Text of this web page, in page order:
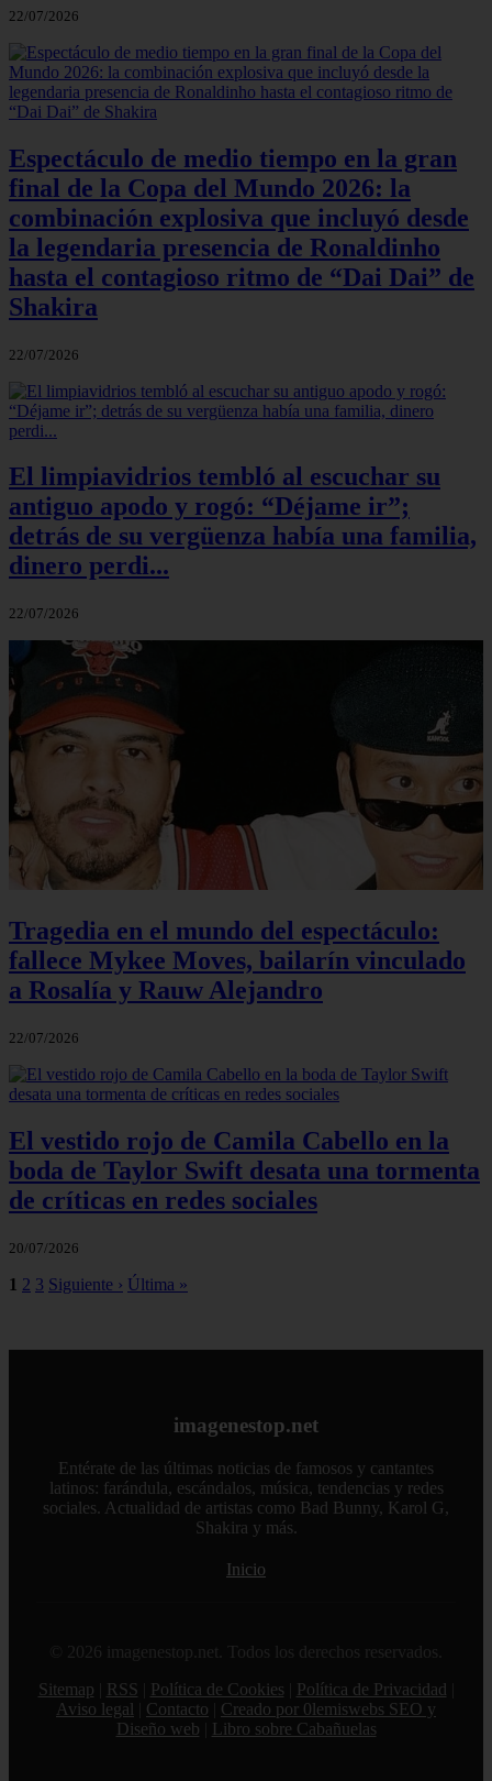
22/07/2026
Espectáculo de medio tiempo en la gran
final de la Copa del Mundo 2026: la
combinación explosiva que incluyó desde
la legendaria presencia de Ronaldinho
hasta el contagioso ritmo de “Dai Dai” de
Shakira
22/07/2026
El limpiavidrios tembló al escuchar su
antiguo apodo y rogó: “Déjame ir”;
detrás de su vergüenza había una familia,
dinero perdi...
22/07/2026
Tragedia en el mundo del espectáculo:
fallece Mykee Moves, bailarín vinculado
a Rosalía y Rauw Alejandro
22/07/2026
El vestido rojo de Camila Cabello en la
boda de Taylor Swift desata una tormenta
de críticas en redes sociales
20/07/2026
1 2 3 Siguiente › Última »
imagenestop.net
Entérate de las últimas noticias de famosos y cantantes
latinos: farándula, escándalos, música, tendencias y redes
sociales. Actualidad de artistas como Bad Bunny, Karol G,
Shakira y más.
Inicio
© 2026 imagenestop.net. Todos los derechos reservados.
Sitemap
RSS Política de Cookies Política de Privacidad
Aviso legal
Contacto
Creado por 0lemiswebs SEO y
Diseño web
Libro sobre Cabañuelas